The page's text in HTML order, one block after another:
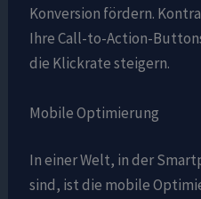
Konversion fördern.
Ihre Call-to-Action-
die Klickrate steigern.
Mobile Optimierung
In einer Welt, in der
sind, ist die mobile